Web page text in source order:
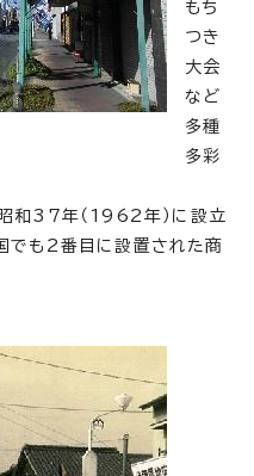
もち
つき
大会
など
多種
多彩
和37年（1962年）に設立
でも2番目に設置された商